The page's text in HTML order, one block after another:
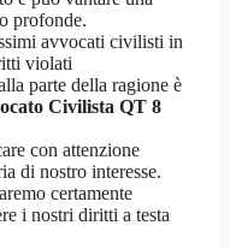
profonde.
avvocati civilisti in
violati
parte della ragione è
Civilista QT 8
con attenzione
di nostro interesse.
certamente
i nostri diritti a testa